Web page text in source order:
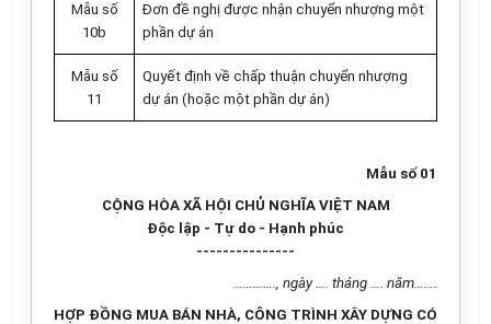
Mẫu số
10b
Đơn đề nghị được nhận chuyển nhượng một
phần dự án
Mẫu số
11
Quyết định về chấp thuận chuyển nhượng
dự án (hoặc một phần dự án)
Mẫu số 01
CỘNG HÒA XÃ HỘI CHỦ NGHĨA VIỆT NAM
Độc lập - Tự do - Hạnh phúc
---------------
…………., ngày …. tháng …. năm…….
HỢP ĐỒNG MUA BÁN NHÀ, CÔNG TRÌNH XÂY DỰNG CÓ